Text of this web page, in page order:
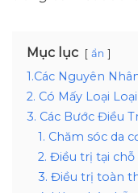
Mục lục ẩn
1.Các Nguyên
2. Có Mấy Loại
3. Các Bước Điều
1. Chăm sóc da
2. Điều trị tại
3. Điều trị toàn